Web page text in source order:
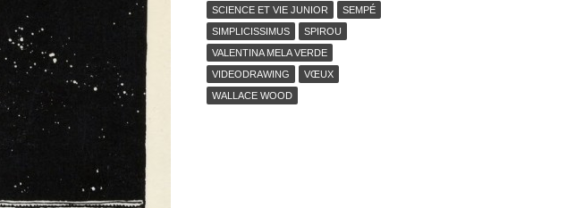
SCIENCE ET VIE JUNIOR
SEMPÉ
SIMPLICISSIMUS
SPIROU
VALENTINA MELA VERDE
VIDEODRAWING
VŒUX
WALLACE WOOD